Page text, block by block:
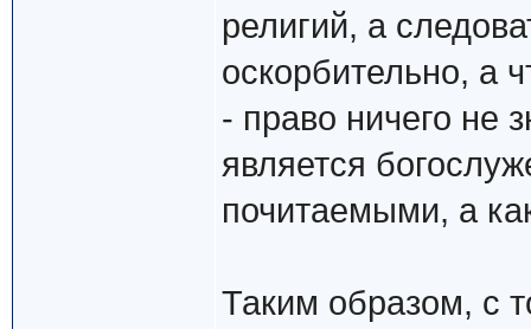
религий, а
оскорбительно, а
- право ничего не
является
почитаемыми, а
Таким образом, с